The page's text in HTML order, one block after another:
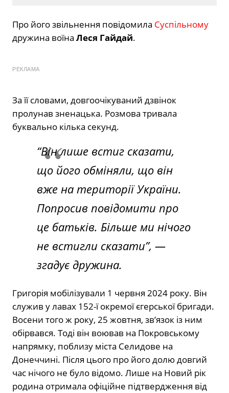
Про його звільнення повідомила Суспільному
дружина воїна Леся Гайдай.
РЕКЛАМА
За її словами, довгоочікуваний дзвінок
пролунав зненацька. Розмова тривала
буквально кілька секунд.
“Він лише встиг сказати,
що його обміняли, що він
вже на території України.
Попросив повідомити про
це батьків. Більше ми нічого
не встигли сказати”, —
згадує дружина.
Григорія мобілізували 1 червня 2024 року. Він
служив у лавах 152-ї окремої єгерської бригади.
Восени того ж року, 25 жовтня, зв’язок із ним
обірвався. Тоді він воював на Покровському
напрямку, поблизу міста Селидове на
Донеччині. Після цього про його долю довгий
час нічого не було відомо. Лише на Новий рік
родина отримала офіційне підтвердження від